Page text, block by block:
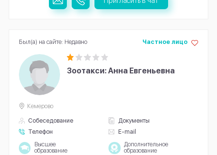
Зоотакси: Анна Евгеньевна
Собеседование
Документы
Телефон
E-mail
Частное лицо
Кемерово
Высшее
образование
Дополнительное
образование
Был(а) на сайте: Недавно